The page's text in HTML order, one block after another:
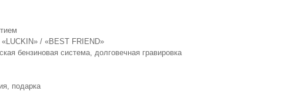
/ «BEST FRIEND»
бензиновая система, долговечная гравировка
подарка